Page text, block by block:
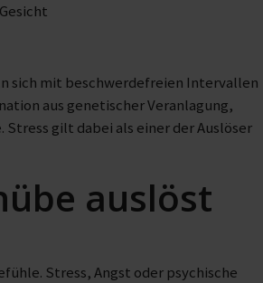
sich mit beschwerdefreien Intervallen
aus genetischer Veranlagung,
gilt dabei als einer der Auslöser
auslöst
Stress, Angst oder psychische